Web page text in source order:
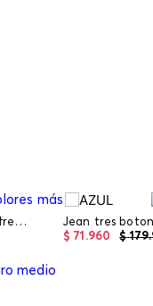
Short con cierres en el frente
Jean tres
$ 179.
$ 71 .960